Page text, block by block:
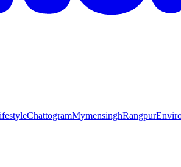
ChattogramMymensinghRangpur